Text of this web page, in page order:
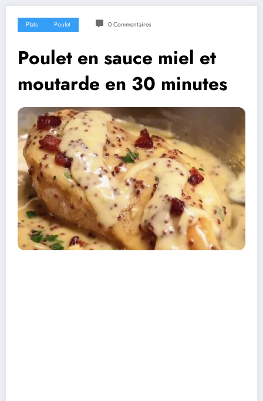
Plats Poulet 0 Commentaires
Poulet en sauce miel et
moutarde en 30 minutes